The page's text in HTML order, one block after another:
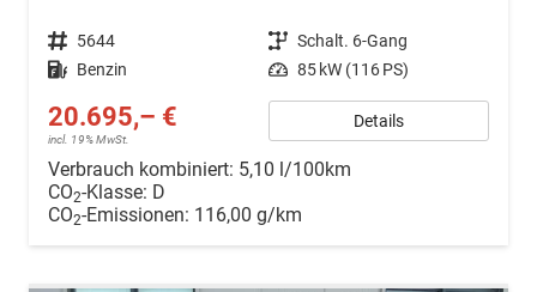
Fahrzeugnr. 5644 Getriebe Schalt. 6-Gang
Kraftstoff Benzin Leistung 85 kW (116 PS)
20.695,– €
incl. 19% MwSt.
Details
Verbrauch kombiniert: 5,10 l/100km
CO2-Klasse: D
CO2-Emissionen: 116,00 g/km